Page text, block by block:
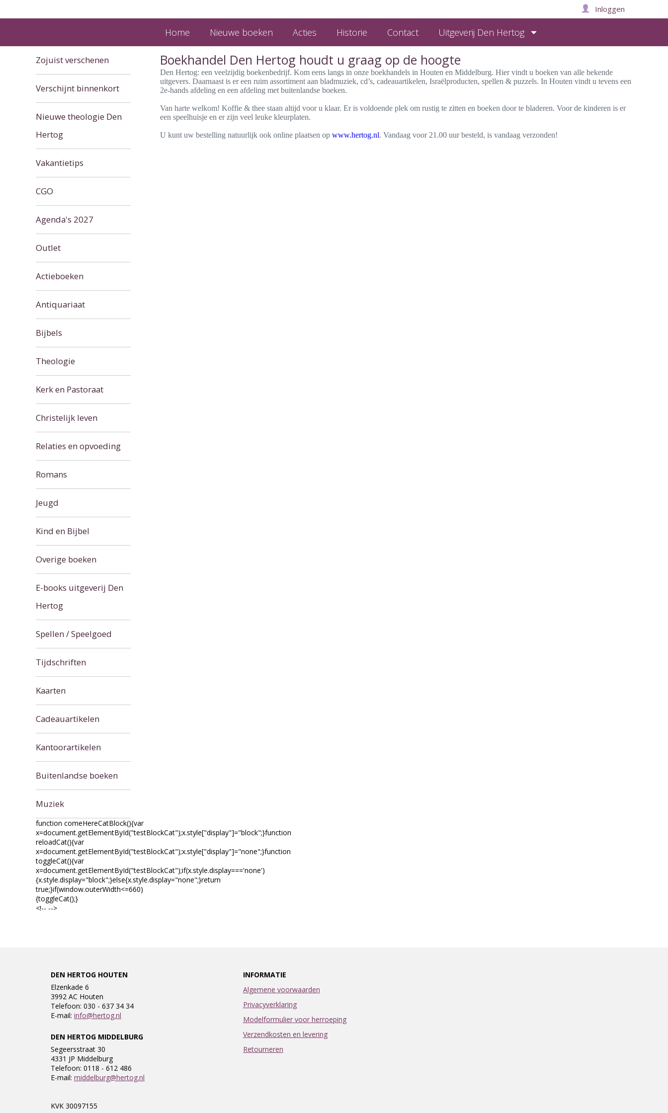
Inloggen
Home Nieuwe boeken Acties Historie Contact Uitgeverij Den Hertog
Zojuist verschenen
Verschijnt binnenkort
Nieuwe theologie Den
Hertog
Vakantietips
CGO
Agenda's 2027
Outlet
Actieboeken
Antiquariaat
Bijbels
Theologie
Kerk en Pastoraat
Christelijk leven
Relaties en opvoeding
Romans
Jeugd
Kind en Bijbel
Overige boeken
E-books uitgeverij Den
Hertog
Spellen / Speelgoed
Tijdschriften
Kaarten
Cadeauartikelen
Kantoorartikelen
Buitenlandse boeken
Muziek
function comeHereCatBlock(){var
x=document.getElementById("testBlockCat");x.style["display"]="block";}function
reloadCat(){var
x=document.getElementById("testBlockCat");x.style["display"]="none";}function
toggleCat(){var
x=document.getElementById("testBlockCat");if(x.style.display==='none')
{x.style.display="block";}else{x.style.display="none";}return
true;}if(window.outerWidth<=660)
{toggleCat();}
<!-- -->
Boekhandel Den Hertog houdt u graag op de hoogte
Den Hertog: een veelzijdig boekenbedrijf. Kom eens langs in onze boekhandels in Houten en Middelburg. Hier vindt u boeken van alle bekende
uitgevers. Daarnaast is er een ruim assortiment aan bladmuziek, cd’s, cadeauartikelen, Israëlproducten, spellen & puzzels. In Houten vindt u tevens een
2e-hands afdeling en een afdeling met buitenlandse boeken.
Van harte welkom! Koffie & thee staan altijd voor u klaar. Er is voldoende plek om rustig te zitten en boeken door te bladeren. Voor de kinderen is er
een speelhuisje en er zijn veel leuke kleurplaten.
U kunt uw bestelling natuurlijk ook online plaatsen op www.hertog.nl. Vandaag voor 21.00 uur besteld, is vandaag verzonden!
DEN HERTOG HOUTEN
Elzenkade 6
3992 AC Houten
Telefoon: 030 - 637 34 34
E-mail: info@hertog.nl
DEN HERTOG MIDDELBURG
Segeersstraat 30
4331 JP Middelburg
Telefoon: 0118 - 612 486
E-mail: middelburg@hertog.nl
KVK 30097155
INFORMATIE
Algemene voorwaarden
Privacyverklaring
Modelformulier voor herroeping
Verzendkosten en levering
Retourneren